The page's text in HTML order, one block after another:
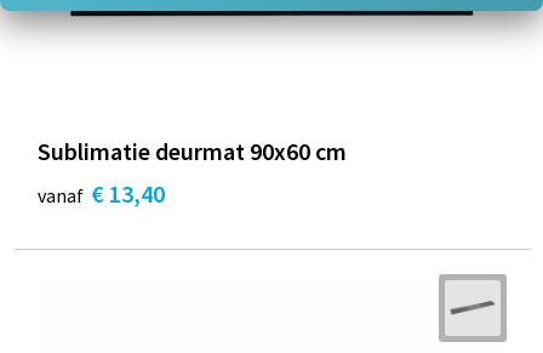
Sublimatie deurmat 90x60 cm
vanaf € 13,40